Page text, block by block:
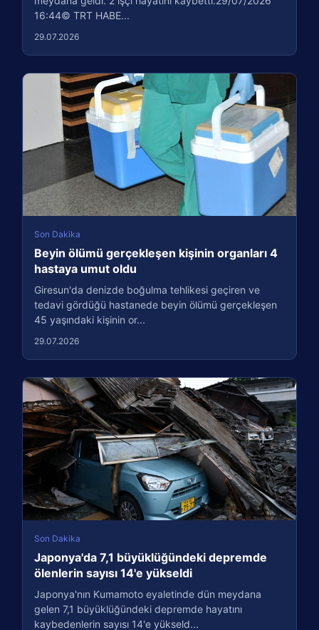
16:44© TRT HABE...
29.07.2026
Son Dakika
Beyin ölümü gerçekleşen kişinin organları 4
hastaya umut oldu
Giresun'da denizde boğulma tehlikesi geçiren ve
tedavi gördüğü hastanede beyin ölümü gerçekleşen
45 yaşındaki kişinin or...
29.07.2026
Son Dakika
Japonya'da 7,1 büyüklüğündeki depremde
ölenlerin sayısı 14'e yükseldi
Japonya'nın Kumamoto eyaletinde dün meydana
gelen 7,1 büyüklüğündeki depremde hayatını
kaybedenlerin sayısı 14'e yükseld...